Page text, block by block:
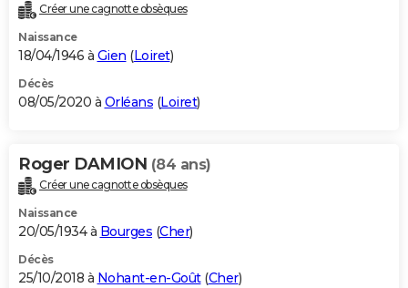
Créer une cagnotte obsèques
Naissance
18/04/1946 à Gien (Loiret)
Décès
08/05/2020 à Orléans (Loiret)
Roger DAMION (84 ans)
Créer une cagnotte obsèques
Naissance
20/05/1934 à Bourges (Cher)
Décès
25/10/2018 à Nohant-en-Goût(Cher)